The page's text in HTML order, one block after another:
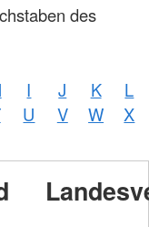
des
I J K
L
U V W
X